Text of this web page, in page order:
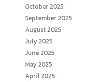
October 2025
September 2025
August 2025
July 2025
June 2025
May 2025
April 2025